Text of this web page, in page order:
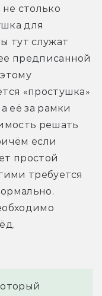
столько
для
тут служат
предписанной
«простушка»
её за рамки
решать
если
простой
требуется